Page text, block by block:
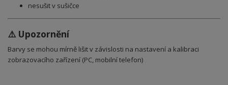
nesušit v sušičce
⚠️ Upozornění
Barvy se mohou mírně lišit v závislosti na nastavení a kalibraci
zobrazovacího zařízení (PC, mobilní telefon)